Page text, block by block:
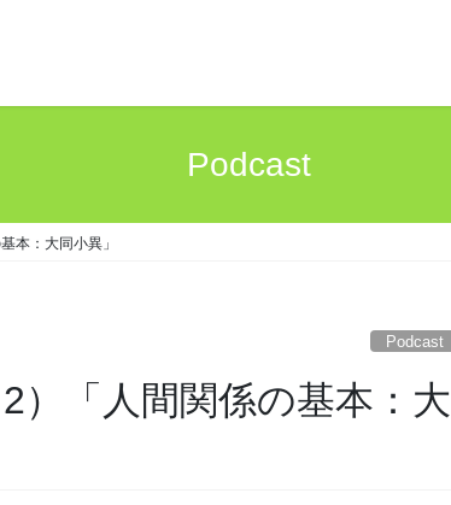
Podcast
本：大同小異」
Podcast
）「人間関係の基本：大